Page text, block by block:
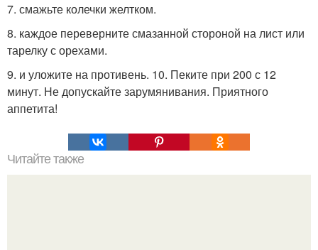
7. смажьте колечки желтком.
8. каждое переверните смазанной стороной на лист или
тарелку с орехами.
9. и уложите на противень. 10. Пеките при 200 с 12
минут. Не допускайте зарумянивания. Приятного
аппетита!
Читайте также